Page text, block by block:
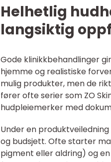
Helhetlig
langsiktig
Gode klinikkbehandlinger
hjemme og realistiske
mulig produkter, men de
fører ofte serier som ZO
hudpleiemerker med
Under en
og budsjett. Ofte starter
pigment eller aldring) og